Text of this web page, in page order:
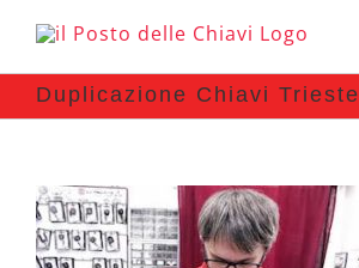
Duplicazione Chiavi Trieste